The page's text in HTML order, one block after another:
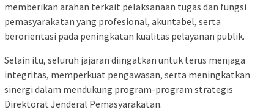
memberikan arahan terkait pelaksanaan tugas dan fungsi
pemasyarakatan yang profesional, akuntabel, serta
berorientasi pada peningkatan kualitas pelayanan publik.
Selain itu, seluruh jajaran diingatkan untuk terus menjaga
integritas, memperkuat pengawasan, serta meningkatkan
sinergi dalam mendukung program-program strategis
Direktorat Jenderal Pemasyarakatan.